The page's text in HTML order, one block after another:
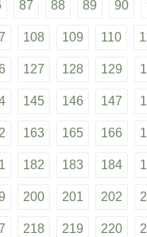
87 88 89 90
108 109 110
127 128 129
145 146 147
163 165 166
182 183 184
200 201 202
218 219 220